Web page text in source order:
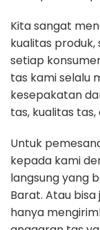
Kita sangat
kualitas
setiap
tas kami selalu
kesepakatan
tas, kualitas
Untuk
kepada kami
langsung yang
Barat. Atau
hanya